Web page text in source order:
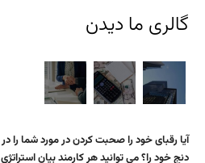
گالری ما دیدن
آیا رقبای خود را صحبت کردن در مورد شما را در
دنج خود را؟ می توانید هر کارمند بیان استراتژی